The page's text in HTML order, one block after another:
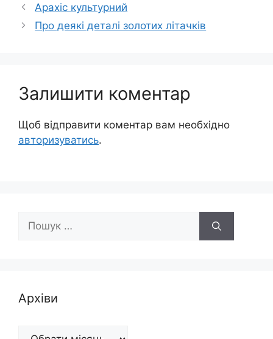
Арахіс культурний
Про деякі деталі золотих літачків
Залишити коментар
Щоб відправити коментар вам необхідно
авторизуватись.
Пошук:
Архіви
Архіви